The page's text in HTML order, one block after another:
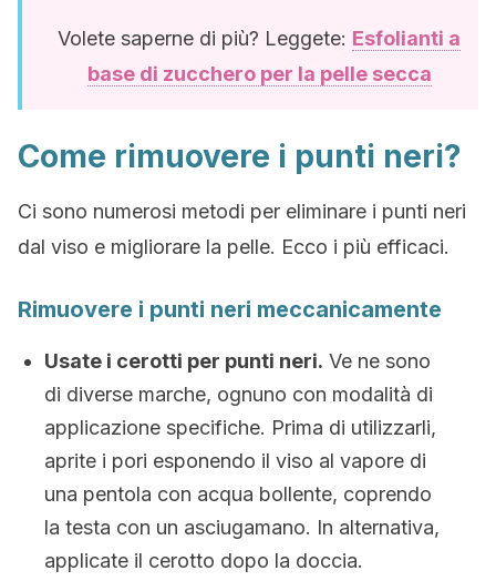
Volete saperne di più? Leggete: Esfolianti a
base di zucchero per la pelle secca
Come rimuovere i punti neri?
Ci sono numerosi metodi per eliminare i punti neri
dal viso e migliorare la pelle. Ecco i più efficaci.
Rimuovere i punti neri meccanicamente
Usate i cerotti per punti neri. Ve ne sono
di diverse marche, ognuno con modalità di
applicazione specifiche. Prima di utilizzarli,
aprite i pori esponendo il viso al vapore di
una pentola con acqua bollente, coprendo
la testa con un asciugamano. In alternativa,
applicate il cerotto dopo la doccia.